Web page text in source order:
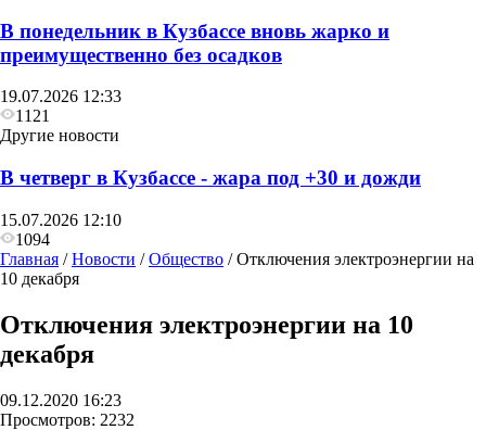
В понедельник в Кузбассе вновь жарко и
преимущественно без осадков
19.07.2026 12:33
1121
Другие новости
В четверг в Кузбассе - жара под +30 и дожди
15.07.2026 12:10
1094
Главная /Новости /Общество /Отключения электроэнергии на
10 декабря
Отключения электроэнергии на 10
декабря
09.12.2020 16:23
Просмотров: 2232